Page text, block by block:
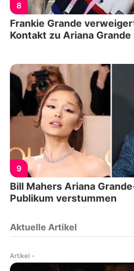
8
Frankie Grande
Kontakt zu Ariana Grande
9
Bill Mahers Ariana
Publikum verstummen
Aktuelle Artikel
Artikel -